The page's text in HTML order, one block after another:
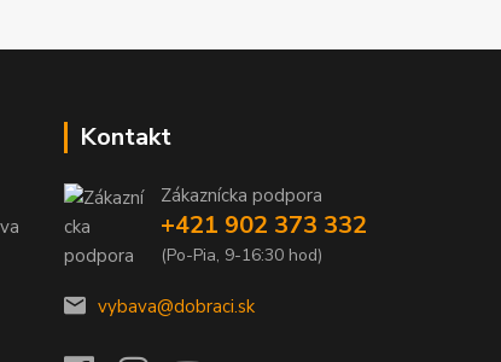
Kontakt
Zákaznícka podpora
+421 902 373 332
(Po-Pia, 9-16:30 hod)
vybava@dobraci.sk